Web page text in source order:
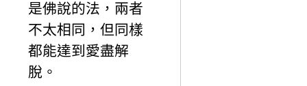
是佛說的法，兩者
不太相同，但同樣
都能達到愛盡解
脫。